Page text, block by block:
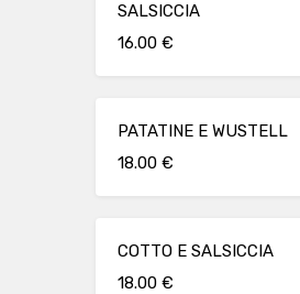
SALSICCIA
16.00 €
PATATINE E WUSTELL
18.00 €
COTTO E SALSICCIA
18.00 €